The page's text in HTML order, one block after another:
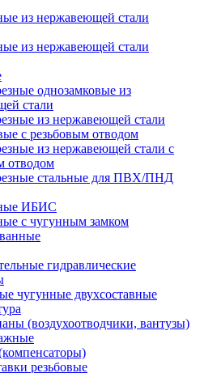
из нержавеющей стали
из нержавеющей стали
однозамковые из
стали
из нержавеющей стали
с резьбовым отводом
из нержавеющей стали с
отводом
стальные для ПВХ/ПНД
ИБИС
с чугунным замком
гидравлические
чугунные двухсоставные
(воздухоотводчики, вантузы)
резьбовые